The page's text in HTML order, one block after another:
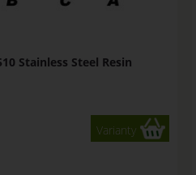
Stainless Steel Resin
Varianty